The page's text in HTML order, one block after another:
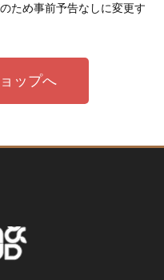
ため事前予告なしに変更す
ップへ